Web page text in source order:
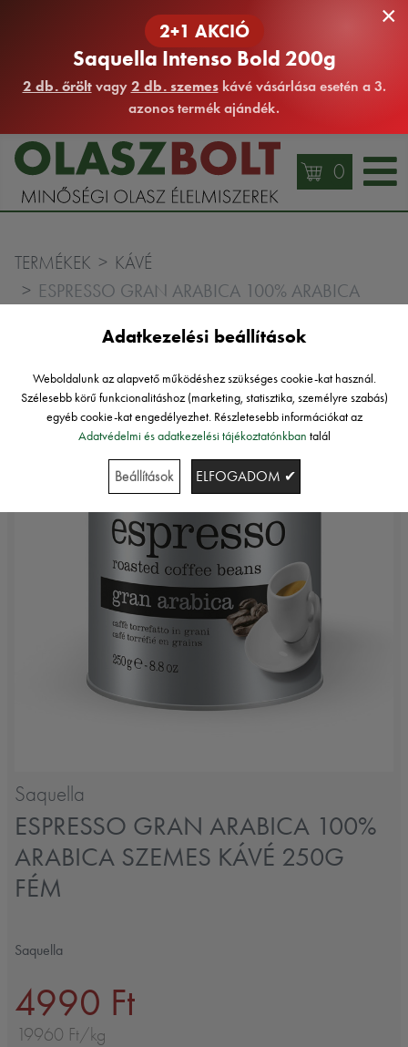
×
2+1 AKCIÓ
Saquella Intenso Bold 200g
2 db. őröltvagy 2 db. szemeskávé vásárlása esetén a 3.
azonos termék ajándék.
0
TERMÉKEK KÁVÉ
ESPRESSO GRAN ARABICA 100% ARABICA
Saquella
ESPRESSO GRAN ARABICA 100%
ARABICA SZEMES KÁVÉ 250G
FÉM
Saquella
4990 Ft
19960 Ft/kg
Adatkezelési beállítások
Weboldalunk az alapvető működéshez szükséges cookie-kat használ.
Szélesebb körű funkcionalitáshoz (marketing, statisztika, személyre szabás)
egyéb cookie-kat engedélyezhet. Részletesebb információkat az
Adatvédelmi és adatkezelési tájékoztatónkban talál
Beállítások ELFOGADOM ✔